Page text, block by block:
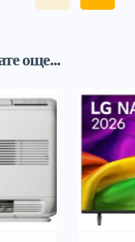
още...